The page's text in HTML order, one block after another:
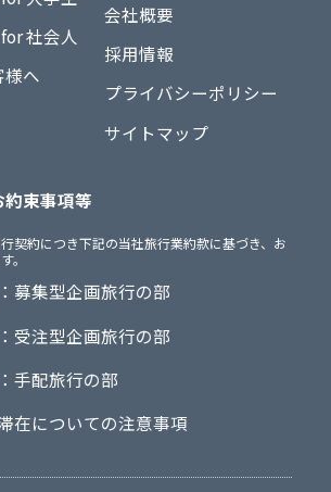
社会人
様へ
会社概要
採用情報
プライバシーポリシー
サイトマップ
束事項等
契約につき下記の当社旅行業約款に基づき、お
。
募集型企画旅行の部
受注型企画旅行の部
手配旅行の部
在についての注意事項